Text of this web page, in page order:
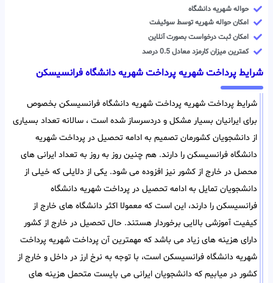
حواله شهریه دانشگاه
امکان حواله شهریه توسط سوئیفت
امکان ثبت درخواست بصورت آنلاین
کمترین میزان کارمزد معادل 0.5 درصد
شرایط پرداخت شهریه پرداخت شهریه دانشگاه فرانسیسکن
شرایط پرداخت شهریه پرداخت شهریه دانشگاه فرانسیسکن بخصوص
برای ایرانیان بسیار مشکل و دردسرساز شده است ، سالانه تعداد بسیاری
از دانشجویان کشورمان تصمیم به ادامه تحصیل در پرداخت شهریه
دانشگاه فرانسیسکن را دارند. هم چنین روز به روز به تعداد ایرانی های
محصل در خارج از کشور نیز افزوده می شود. یکی از دلایلی که خیلی از
دانشجویان تمایل به ادامه تحصیل در پرداخت شهریه دانشگاه
فرانسیسکن را دارند، این است که معمولا اکثر دانشگاه های خارج از
کیفیت آموزشی بالایی برخوردار هستند. حال تحصیل در خارج از کشور
دارای هزینه های زیاد می باشد که مهمترین آن پرداخت شهریه پرداخت
شهریه دانشگاه فرانسیسکن است، با توجه به نرخ ارز در داخل و خارج از
کشور در میابیم که دانشجویان ایرانی می بایست متحمل هزینه های